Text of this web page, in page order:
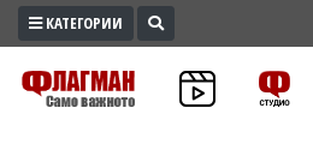
ПРОМО
ЗОНА
КАТЕГОРИИ